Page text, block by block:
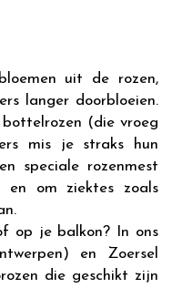
uit de rozen,
langer doorbloeien.
(die vroeg
mis je straks hun
speciale rozenmest
en om ziektes zoals
op je balkon? In ons
en Zoersel
die geschikt zijn